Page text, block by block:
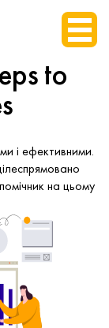
to
і ефективними.
на цьому